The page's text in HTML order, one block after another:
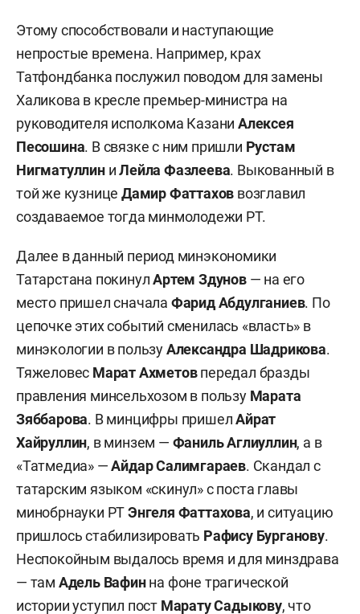
Этому способствовали и наступающие
непростые времена. Например, крах
Татфондбанка послужил поводом для замены
Халикова в кресле премьер-министра на
руководителя исполкома КазаниАлексея
Песошина. В связке с ним пришли Рустам
Нигматуллин иЛейла Фазлеева. Выкованный в
той же кузнице Дамир Фаттахов возглавил
создаваемое тогда минмолодежи РТ.
Далее в данный период минэкономики
Татарстана покинулАртем Здунов— на его
место пришел сначала Фарид Абдулганиев. По
цепочке этих событий сменилась «власть» в
минэкологии в пользуАлександра Шадрикова.
Тяжеловес Марат Ахметовпередал бразды
правления минсельхозом в пользу Марата
Зяббарова. В минцифры пришелАйрат
Хайруллин, в минзем — Фаниль Аглиуллин, а в
«Татмедиа» —Айдар Салимгараев. Скандал с
татарским языком «скинул» с поста главы
минобрнауки РТЭнгеля Фаттахова, и ситуацию
пришлось стабилизировать Рафису Бурганову.
Неспокойным выдалось время и для минздрава
— там Адель Вафинна фоне трагической
истории уступил пост Марату Садыкову, что